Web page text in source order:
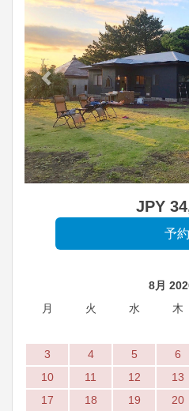
JPY
8月
月
火 水 木
3
4 5 6
10
11 12 13
17
18 19 20